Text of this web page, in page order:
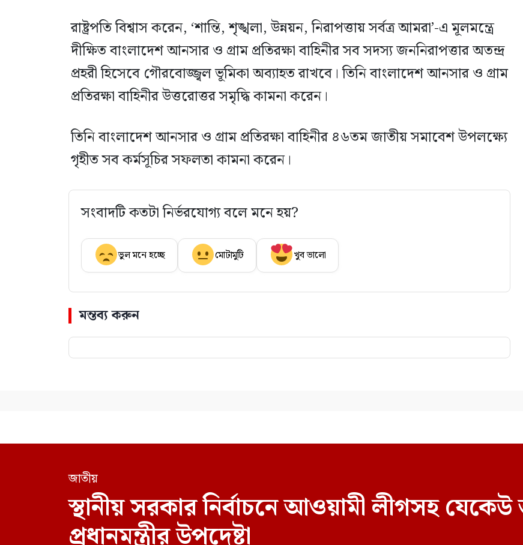
রাষ্ট্রপতি বিশ্বাস করেন, ‘শান্তি, শৃঙ্খলা, উন্নয়ন, নিরাপত্তায় সর্বত্র আমরা’-এ মূলমন্ত্রে
দীক্ষিত বাংলাদেশ আনসার ও গ্রাম প্রতিরক্ষা বাহিনীর সব সদস্য জননিরাপত্তার অতন্দ্র
প্রহরী হিসেবে গৌরবোজ্জ্বল ভূমিকা অব্যাহত রাখবে। তিনি বাংলাদেশ আনসার ও গ্রাম
প্রতিরক্ষা বাহিনীর উত্তরোত্তর সমৃদ্ধি কামনা করেন।
তিনি বাংলাদেশ আনসার ও গ্রাম প্রতিরক্ষা বাহিনীর ৪৬তম জাতীয় সমাবেশ উপলক্ষ্যে
গৃহীত সব কর্মসূচির সফলতা কামনা করেন।
সংবাদটি কতটা নির্ভরযোগ্য বলে মনে হয়?
ভুল মনে হচ্ছে মোটামুটি খুব ভালো
মন্তব্য করুন
জাতীয়
স্থানীয় সরকার নির্বাচনে আওয়ামী লীগসহ
প্রধানমন্ত্রীর উপদেষ্টা